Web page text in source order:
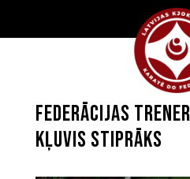
Federācijas
kļuvis stiprāks